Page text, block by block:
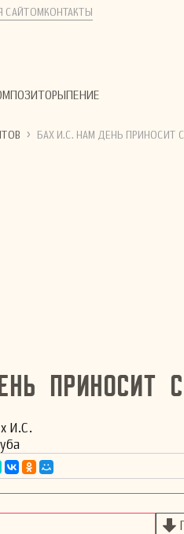
САЙТОМ КОНТАКТЫ
ПЕНИЕ
› БАХ И.С. НАМ ДЕНЬ ПРИНОСИТ
приносит
И.С.